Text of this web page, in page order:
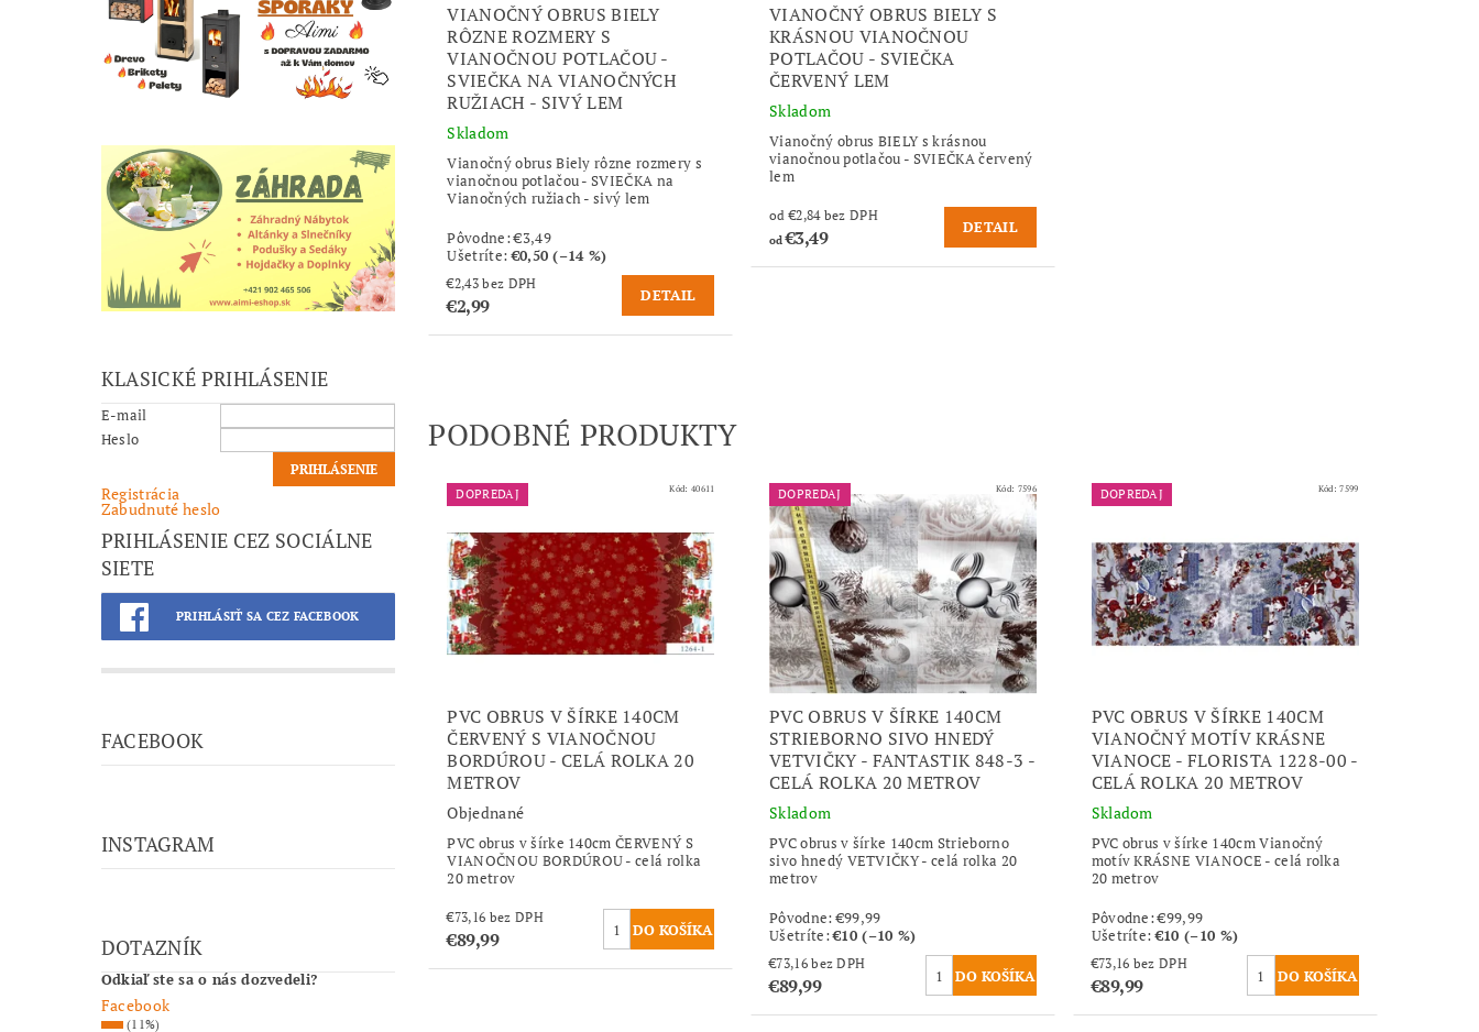
KLASICKÉ PRIHLÁSENIE
E-mail
Heslo
Registrácia
Zabudnuté heslo
PRIHLÁSENIE CEZ SOCIÁLNE
SIETE
PRIHLÁSIŤ SA CEZ FACEBOOK
FACEBOOK
INSTAGRAM
DOTAZNÍK
Odkiaľ ste sa o nás dozvedeli?
Facebook
(11%)
VIANOČNÝ OBRUS BIELY
RÔZNE ROZMERY S
VIANOČNOU POTLAČOU -
SVIEČKA NA VIANOČNÝCH
RUŽIACH - SIVÝ LEM
Skladom
Vianočný obrus Biely rôzne rozmery s
vianočnou potlačou - SVIEČKA na
Vianočných ružiach - sivý lem
Pôvodne:€3,49
Ušetríte:€0,50 (–14 %)
€2,43 bez DPH
€2,99 DETAIL
VIANOČNÝ OBRUS BIELY S
KRÁSNOU VIANOČNOU
POTLAČOU - SVIEČKA
ČERVENÝ LEM
Skladom
Vianočný obrus BIELY s krásnou
vianočnou potlačou - SVIEČKA červený
lem
od €2,84 bez DPH
od€3,49 DETAIL
PODOBNÉ PRODUKTY
DOPREDAJ Kód: 40611
PVC OBRUS V ŠÍRKE 140CM
ČERVENÝ S VIANOČNOU
BORDÚROU - CELÁ ROLKA 20
METROV
Objednané
PVC obrus v šírke 140cm ČERVENÝ S
VIANOČNOU BORDÚROU - celá rolka
20 metrov
€73,16 bez DPH
€89,99
DOPREDAJ Kód: 7596
PVC OBRUS V ŠÍRKE 140CM
STRIEBORNO SIVO HNEDÝ
VETVIČKY - FANTASTIK 848-3 -
CELÁ ROLKA 20 METROV
Skladom
PVC obrus v šírke 140cm Strieborno
sivo hnedý VETVIČKY - celá rolka 20
metrov
Pôvodne:€99,99
Ušetríte:€10 (–10 %)
€73,16 bez DPH
€89,99
DOPREDAJ Kód:7599
PVC OBRUS V ŠÍRKE 140CM
VIANOČNÝ MOTÍV KRÁSNE
VIANOCE - FLORISTA 1228-00 -
CELÁ ROLKA 20 METROV
Skladom
PVC obrus v šírke 140cm Vianočný
motív KRÁSNE VIANOCE - celá rolka
20 metrov
Pôvodne:€99,99
Ušetríte:€10 (–10 %)
€73,16 bez DPH
€89,99